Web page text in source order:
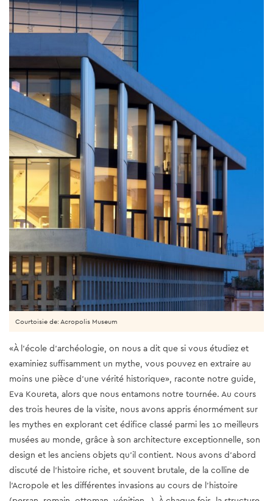
«À l'école d'archéologie, on nous a dit que si vous étudiez et
examiniez suffisamment un mythe, vous pouvez en extraire au
moins une pièce d’une vérité historique», raconte notre guide,
Eva Koureta, alors que nous entamons notre tournée. Au cours
des trois heures de la visite, nous avons appris énormément sur
les mythes en explorant cet édifice classé parmi les 10 meilleurs
musées au monde, grâce à son architecture exceptionnelle, son
design et les anciens objets qu’il contient. Nous avons d’abord
discuté de l’histoire riche, et souvent brutale, de la colline de
l’Acropole et les différentes invasions au cours de l’histoire
Courtoisie de: Acropolis Museum